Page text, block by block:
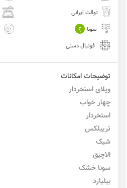
توالت ایرانی
سونا
؟
فوتبال دستی
توضیحات امکانات
ویلای استخردار
چهار خواب
استخردار
تریبلکس
شیک
الاچیق
سونا خشک
بیلیارد